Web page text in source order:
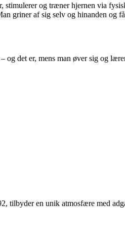
og træner hjernen via
griner af sig selv og hinanden og
og det er, mens man øver sig og
tilbyder en unik atmosfære med